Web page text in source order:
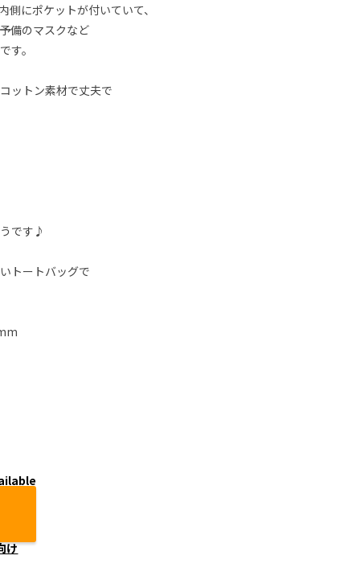
にポケットが付いていて、
備のマスクなど
す。
ットン素材で丈夫で
です♪
トートバッグで
け